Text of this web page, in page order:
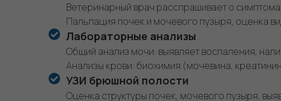
Ветеринарный врач расспрашивает о
Пальпация почек и мочевого пузыря, оценка
Лабораторные анализы
Общий анализ мочи: выявляет воспаления,
Анализы крови: биохимия (мочевина,
УЗИ брюшной полости
Оценка структуры почек, мочевого пузыря,